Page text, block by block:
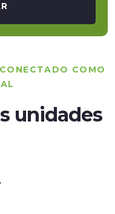
COMO
unidades